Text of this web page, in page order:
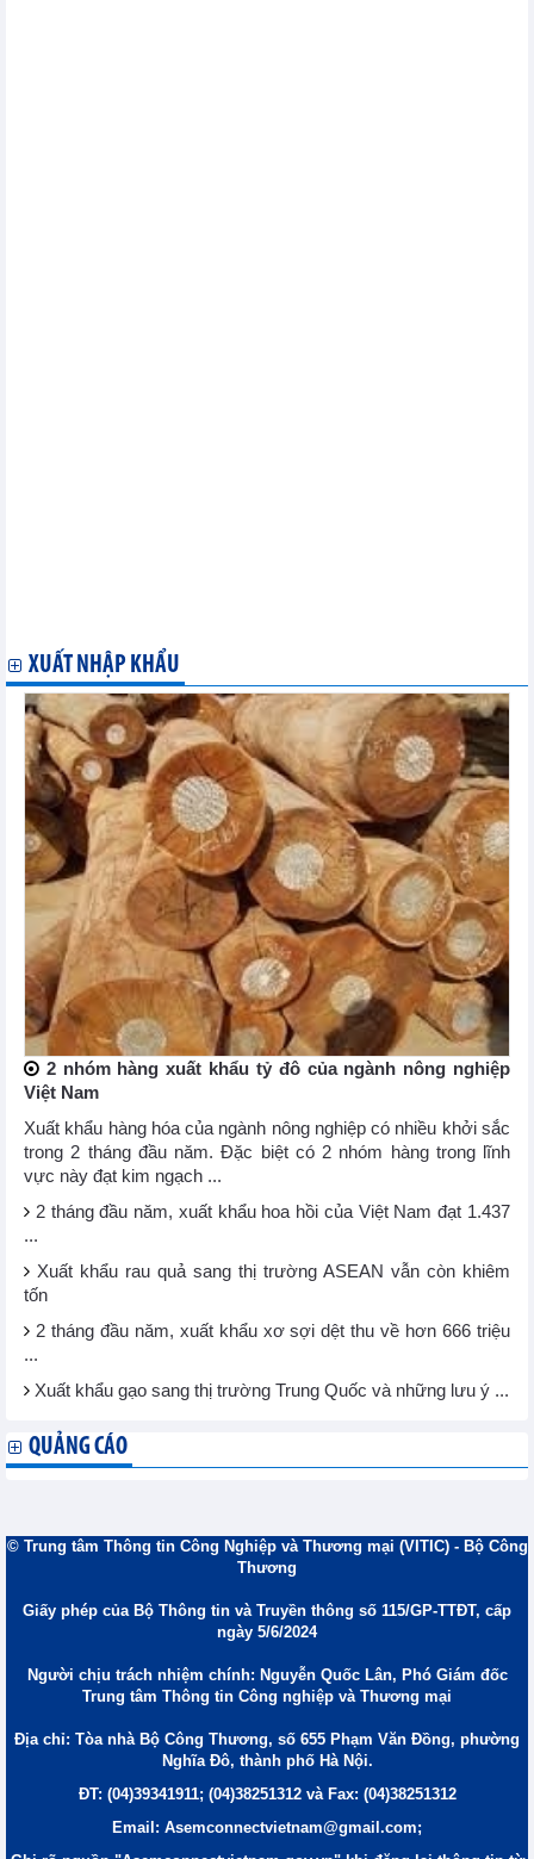
XUẤT NHẬP KHẨU
2 nhóm hàng xuất khẩu tỷ đô của ngành nông nghiệp
Việt Nam
Xuất khẩu hàng hóa của ngành nông nghiệp có nhiều khởi sắc
trong 2 tháng đầu năm. Đặc biệt có 2 nhóm hàng trong lĩnh
vực này đạt kim ngạch ...
2 tháng đầu năm, xuất khẩu hoa hồi của Việt Nam đạt 1.437
...
Xuất khẩu rau quả sang thị trường ASEAN vẫn còn khiêm
tốn
2 tháng đầu năm, xuất khẩu xơ sợi dệt thu về hơn 666 triệu
...
Xuất khẩu gạo sang thị trường Trung Quốc và những lưu ý ...
QUẢNG CÁO
© Trung tâm Thông tin Công Nghiệp và Thương mại (VITIC) - Bộ Công
Thương
Giấy phép của Bộ Thông tin và Truyền thông số 115/GP-TTĐT, cấp
ngày 5/6/2024
Người chịu trách nhiệm chính: Nguyễn Quốc Lân, Phó Giám đốc
Trung tâm Thông tin Công nghiệp và Thương mại
Địa chỉ: Tòa nhà Bộ Công Thương, số 655 Phạm Văn Đồng, phường
Nghĩa Đô, thành phố Hà Nội.
ĐT: (04)39341911; (04)38251312 và Fax: (04)38251312
Email: Asemconnectvietnam@gmail.com;